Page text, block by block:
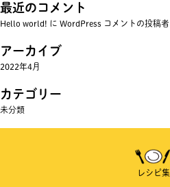
最近のコメント
Hello world! に WordPress コメントの投稿者
アーカイブ
2022年4月
カテゴリー
未分類
レシピ集